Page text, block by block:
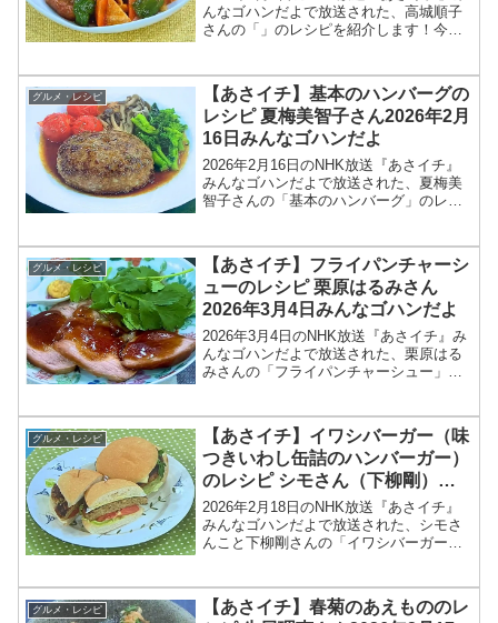
んなゴハンだよで放送された、高城順子
さんの「」のレシピを紹介します！今回
トケチャップを加えた、ほのかな甘みと
酸味で、どこか...
グルメ・レシピ
【あさイチ】基本のハンバーグの
レシピ 夏梅美智子さん2026年2月
16日みんなゴハンだよ
2026年2月16日のNHK放送『あさイチ』
みんなゴハンだよで放送された、夏梅美
智子さんの「基本のハンバーグ」のレシ
さんが登場！菜の花や、ミニトマトなど
春の野菜ととも...
グルメ・レシピ
【あさイチ】フライパンチャーシ
ューのレシピ 栗原はるみさん
2026年3月4日みんなゴハンだよ
2026年3月4日のNHK放送『あさイチ』み
んなゴハンだよで放送された、栗原はる
みさんの「フライパンチャーシュー」の
るみさんが登場！栗原さんが東日本大震
災の際、被災地...
グルメ・レシピ
【あさイチ】イワシバーガー（味
つきいわし缶詰のハンバーガー）
のレシピ シモさん（下柳剛）
2026年2月18日
2026年2月18日のNHK放送『あさイチ』
みんなゴハンだよで放送された、シモさ
んこと下柳剛さんの「イワシバーガー
みんなゴハンだよは、元プロ野球選手
で、現在プロ野球開...
グルメ・レシピ
【あさイチ】春菊のあえもののレ